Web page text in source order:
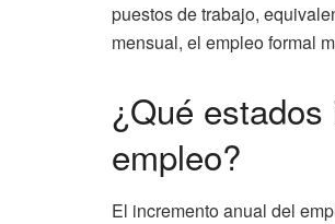
puestos de trabajo,
mensual, el empleo formal
¿Qué
empleo?
El incremento anual del